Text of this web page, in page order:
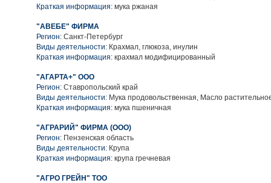
Краткая информация: мука ржаная
"АВЕБЕ" ФИРМА
Регион: Санкт-Петербург
Виды деятельности: Крахмал, глюкоза, инулин
Краткая информация: крахмал модифицированный
"АГАРТА+" ООО
Регион: Ставропольский край
Виды деятельности: Мука продовольственная, Масло
Краткая информация: мука пшеничная
"АГРАРИЙ" ФИРМА (ООО)
Регион: Пензенская область
Виды деятельности: Крупа
Краткая информация: крупа гречневая
"АГРО ГРЕЙН" ТОО